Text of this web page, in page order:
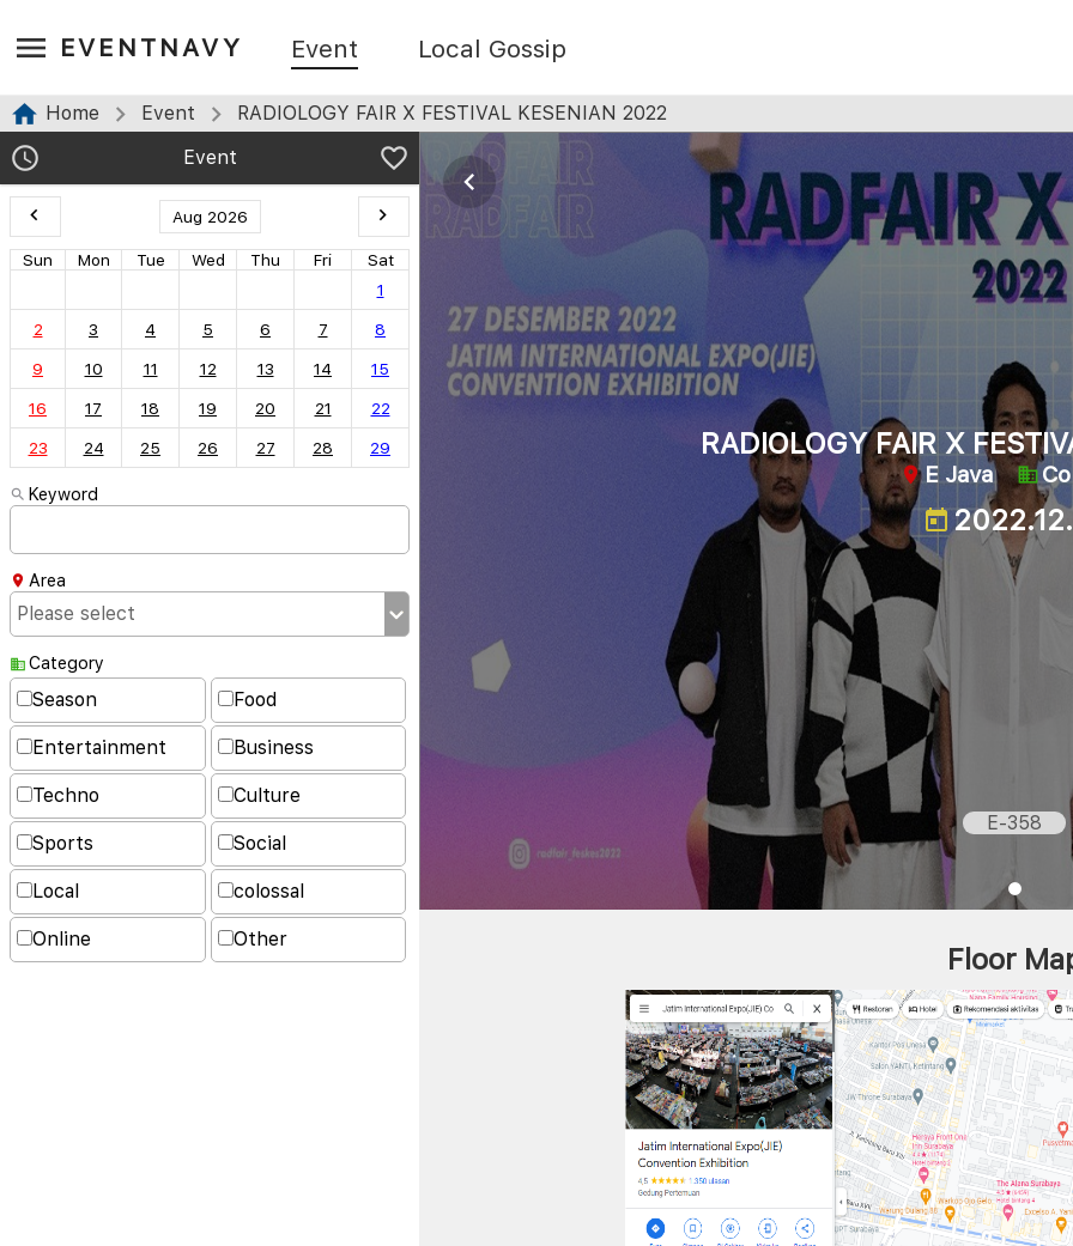
EVENTNAVY Event Local Gossip
Home Event
RADIOLOGY FAIR X FESTIVAL KESENIAN 2022
Event
Aug 2026
Sun Mon Tue Wed Thu Fri
Sat
1
2 3 4 5 6 7 8
9 10 11 12 13 14 15
16 17 18 19 20 21 22
23 24 25 26 27 28 29
Keyword
Area
Category
Season Food
Entertainment Business
Techno Culture
Sports Social
Local colossal
Online Other
RADIOLOGY FAIR X
E Java
E-358
Floor